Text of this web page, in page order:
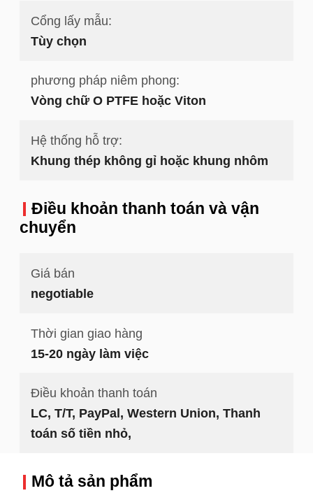
Cổng lấy mẫu:
Tùy chọn
phương pháp niêm phong:
Vòng chữ O PTFE hoặc Viton
Hệ thống hỗ trợ:
Khung thép không gỉ hoặc khung nhôm
Điều khoản thanh toán và vận
chuyển
Giá bán
negotiable
Thời gian giao hàng
15-20 ngày làm việc
Điều khoản thanh toán
LC, T/T, PayPal, Western Union, Thanh
toán số tiền nhỏ,
Mô tả sản phẩm